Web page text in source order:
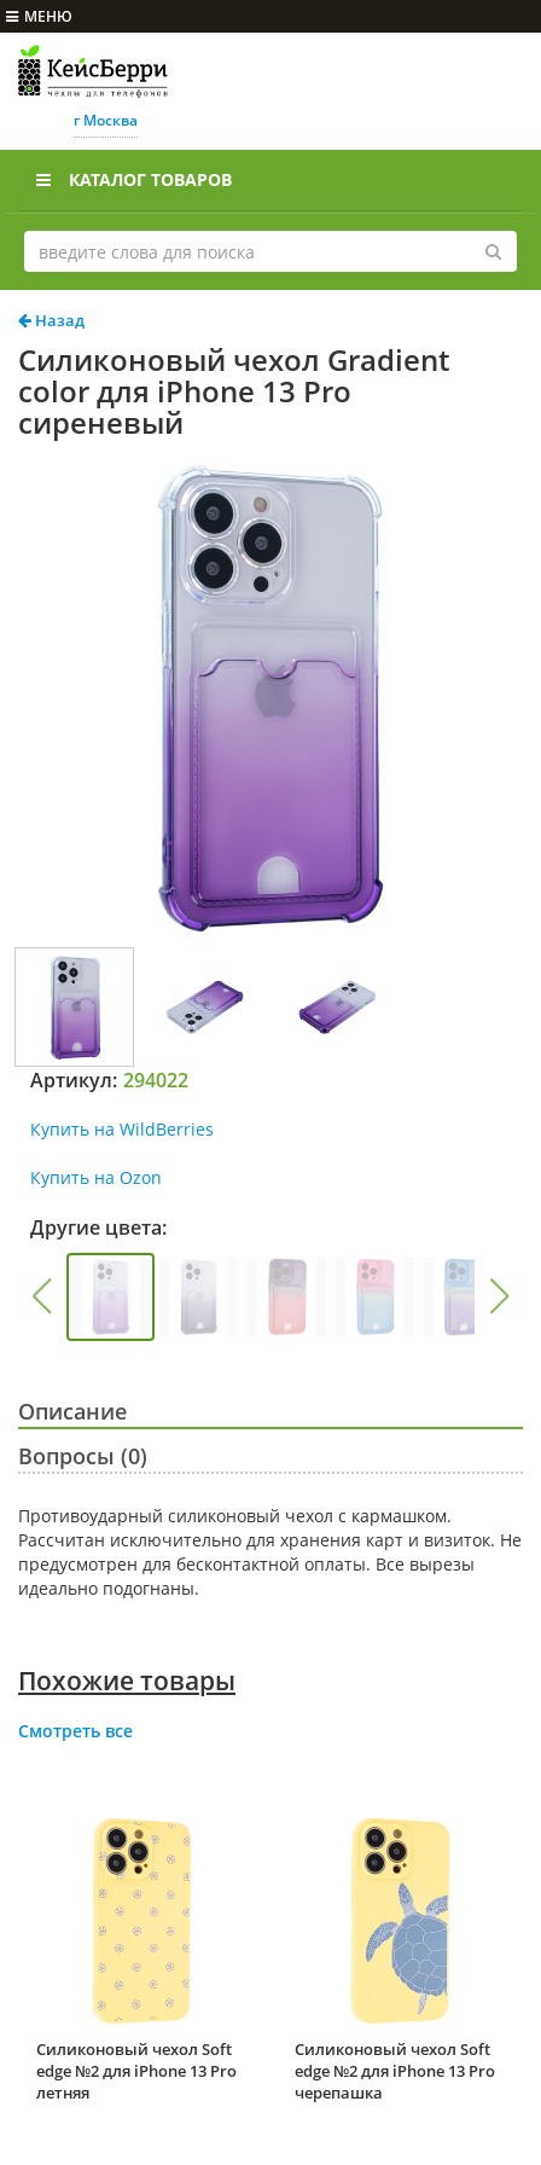
МЕНЮ
г Москва
КАТАЛОГ ТОВАРОВ
Назад
Силиконовый чехол Gradient
color для iPhone 13 Pro
сиреневый
Артикул: 294022
Купить на WildBerries
Купить на Ozon
Другие цвета:
Описание
Вопросы (0)
Противоударный силиконовый чехол с кармашком.
Рассчитан исключительно для хранения карт и визиток. Не
предусмотрен для бесконтактной оплаты. Все вырезы
идеально подогнаны.
Похожие товары
Смотреть все
Силиконовый чехол Soft
edge №2 для iPhone 13 Pro
летняя
Силиконовый чехол Soft
edge №2 для iPhone 13 Pro
черепашка